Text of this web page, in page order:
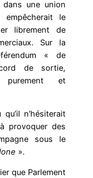
dans une union
empêcherait le
librement de
Sur la
« de
de sortie,
purement et
n’hésiterait
provoquer des
sous le
».
que Parlement